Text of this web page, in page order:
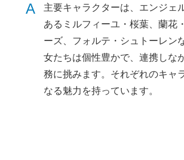
A
主要キャラクターは、エンジェ
あるミルフィーユ・桜葉、蘭花
ーズ、フォルテ・シュトーレン
女たちは個性豊かで、連携しな
務に挑みます。それぞれのキャ
なる魅力を持っています。